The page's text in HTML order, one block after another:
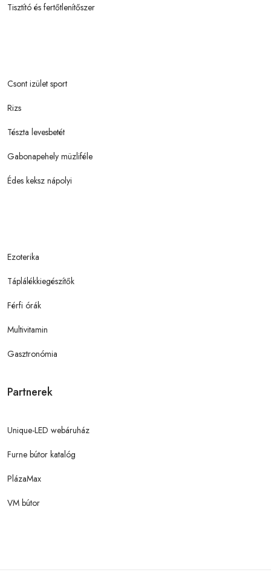
Tisztító és fertőtlenítőszer
Csont izület sport
Rizs
Tészta levesbetét
Gabonapehely müzliféle
Édes keksz nápolyi
Ezoterika
Táplálékkiegészítők
Férfi órák
Multivitamin
Gasztronómia
Partnerek
Unique-LED webáruház
Furne bútor katalóg
PlázaMax
VM bútor